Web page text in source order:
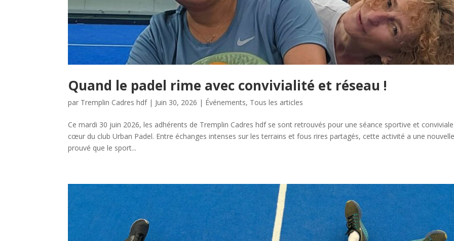
Quand le padel rime avec convivialité et réseau !
par Tremplin Cadres hdf| Juin 30, 2026 | Événements, Tous les articles
Ce mardi 30 juin 2026, les adhérents de Tremplin Cadres hdf se sont retrouvés pour une séance sportive et
cœur du club Urban Padel. Entre échanges intenses sur les terrains et fous rires partagés, cette activité a une
prouvé que le sport...